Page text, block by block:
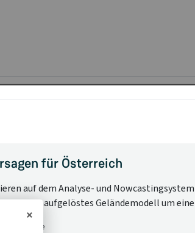
für Österreich
auf dem Analyse- und
ein hochaufgelöstes Geländemodell um
×